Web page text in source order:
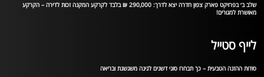
שלב ב׳ בפרויקט פארק צפון חדרה יצא לדרך: 290,000 ₪ בלבד לקרקע המקנה זכות לדירה – הקרקע
מאושרת למגורים!
לייף סטייל
סודות ההזנה הטבעית – כך תבחרו סוגי דשנים לגינה משגשגת ובריאה